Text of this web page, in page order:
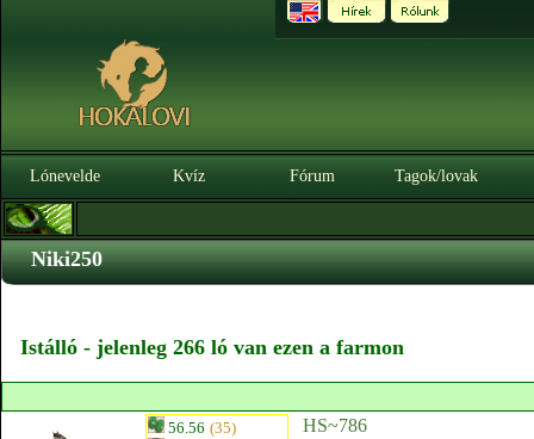
Lónevelde Kvíz Fórum Tagok/lovak
Niki250
Istálló - jelenleg 266 ló van ezen a farmon
56.56 (35)
HS~786